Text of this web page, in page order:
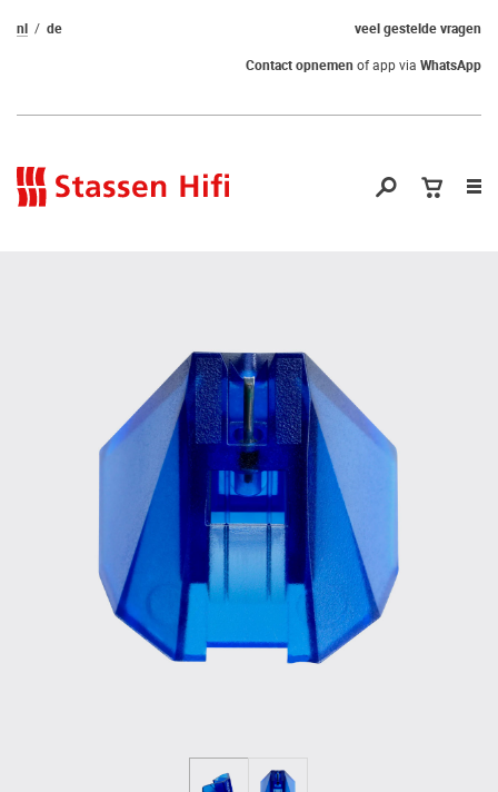
veel gestelde vragen
nl
de
Contact opnemenof app via WhatsApp